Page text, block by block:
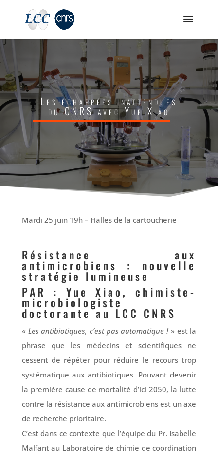
Les échappées inattendues
du CNRS avec Yue Xiao
Mardi 25 juin 19h – Halles de la cartoucherie
Résistance aux
antimicrobiens : nouvelle
stratégie lumineuse
PAR
: Yue Xiao, chimiste-
microbiologiste
doctorante au LCC CNRS
« Les antibiotiques, c’est pas automatique ! » est la
phrase que les médecins et scientifiques ne
cessent de répéter pour réduire le recours trop
systématique aux antibiotiques. Pouvant devenir
la première cause de mortalité d’ici 2050, la lutte
contre la résistance aux antimicrobiens est un axe
de recherche prioritaire.
C’est dans ce contexte que l’équipe du Pr. Isabelle
Malfant au Laboratoire de chimie de coordination